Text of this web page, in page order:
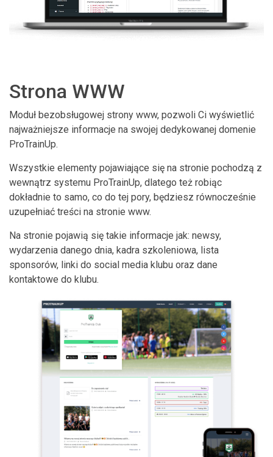
Strona WWW
Moduł bezobsługowej strony www, pozwoli Ci wyświetlić
najważniejsze informacje na swojej dedykowanej domenie
ProTrainUp.
Wszystkie elementy pojawiające się na stronie pochodzą z
wewnątrz systemu ProTrainUp, dlatego też robiąc
dokładnie to samo, co do tej pory, będziesz równocześnie
uzupełniać treści na stronie www.
Na stronie pojawią się takie informacje jak: newsy,
wydarzenia danego dnia, kadra szkoleniowa, lista
sponsorów, linki do social media klubu oraz dane
kontaktowe do klubu.